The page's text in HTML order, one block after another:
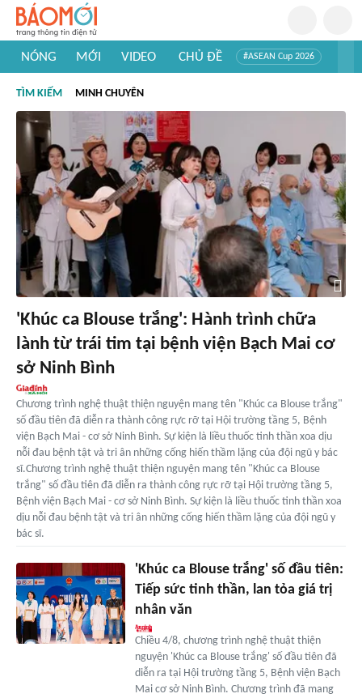
NÓNG MỚI VIDEO CHỦ ĐỀ #ASEAN Cup 2026
#Khám phá thế giới
TÌM KIẾM MINH CHUYÊN
'Khúc ca Blouse trắng': Hành trình chữa
lành từ trái tim tại bệnh viện Bạch Mai cơ
sở Ninh Bình
Chương trình nghệ thuật thiện nguyện mang tên "Khúc ca Blouse trắng"
số đầu tiên đã diễn ra thành công rực rỡ tại Hội trường tầng 5, Bệnh
viện Bạch Mai - cơ sở Ninh Bình. Sự kiện là liều thuốc tinh thần xoa dịu
nỗi đau bệnh tật và tri ân những cống hiến thầm lặng của đội ngũ y bác
sĩ.Chương trình nghệ thuật thiện nguyện mang tên "Khúc ca Blouse
trắng" số đầu tiên đã diễn ra thành công rực rỡ tại Hội trường tầng 5,
Bệnh viện Bạch Mai - cơ sở Ninh Bình. Sự kiện là liều thuốc tinh thần xoa
dịu nỗi đau bệnh tật và tri ân những cống hiến thầm lặng của đội ngũ y
bác sĩ.
'Khúc ca Blouse trắng' số đầu tiên:
Tiếp sức tinh thần, lan tỏa giá trị
nhân văn
Chiều 4/8, chương trình nghệ thuật thiện
nguyện 'Khúc ca Blouse trắng' số đầu tiên đã
diễn ra tại Hội trường tầng 5, Bệnh viện Bạch
Mai cơ sở Ninh Bình. Chương trình đã mang